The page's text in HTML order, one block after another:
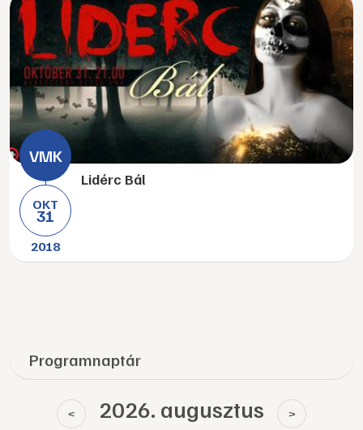
OKT
31
2018
Lidérc Bál
Programnaptár
< 2026. augusztus >